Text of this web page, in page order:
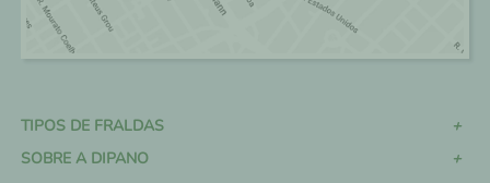
TIPOS DE FRALDAS
SOBRE A DIPANO